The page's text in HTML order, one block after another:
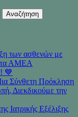
των ασθενών με
ΑΜΕΑ
💙
Σύνθετη Πρόκληση
Διεκδικούμε την
Ιατρικής Εξέλιξης